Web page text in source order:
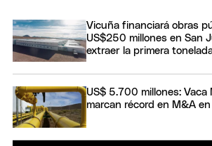
Vicuña financiará obras
US$250 millones en San
extraer la primera
US$ 5.700 millones:
marcan récord en M&A